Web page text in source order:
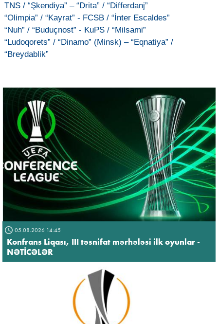
TNS / “Şkendiya” – “Drita” / “Differdanj”
“Olimpia” / “Kayrat” - FCSB / “İnter Escaldes”
“Nuh” / “Buduçnost” - KuPS / “Milsami”
“Ludoqorets” / “Dinamo” (Minsk) – “Eqnatiya” /
“Breydablik”
05.08.2026 14:45
Konfrans Liqası, III təsnifat mərhələsi ilk oyunlar -
NƏTİCƏLƏR